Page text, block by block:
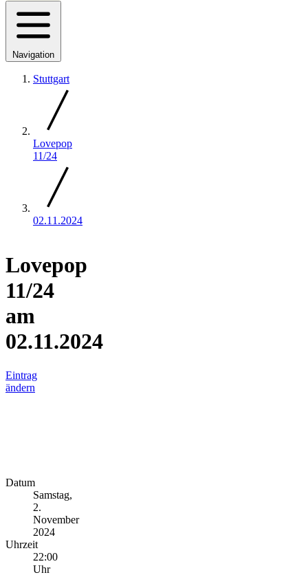
Navigation
Stuttgart
Lovepop
11/24
02.11.2024
Lovepop
11/24
am
02.11.2024
Eintrag
ändern
Datum
Samstag,
2.
November
2024
Uhrzeit
22:00
Uhr